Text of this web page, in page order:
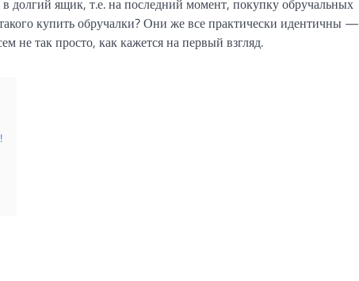
долгий ящик, т.е. на последний момент, покупку обручальных
купить обручалки? Они же все практически идентичны —
не так просто, как кажется на первый взгляд.